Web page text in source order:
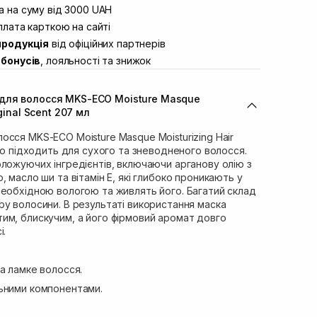
Винниченка 4
Академіка Підстригача, 1В
Івана Франка 36
Степана Бандери 45 Немає в наявності!
Кулика і Гудачека 23 (ТЦ
Немає в наявності!
на суму від 3000 UAH
карткою на сайті
від офіційних партнерів
, лояльності та знижок
волосся MKS-ECO Moisture Masque
Scent 207 мл
MKS-ECO Moisture Masque Moisturizing Hair
підходить для сухого та зневодненого волосся.
інгредієнтів, включаючи арганову олію з
масло ши та вітамін Е, які глибоко проникають у
вологою та живлять його. Багатий склад
волосини. В результаті використання маска
блискучим, а його фірмовий аромат довго
ламке волосся.
компонентами.